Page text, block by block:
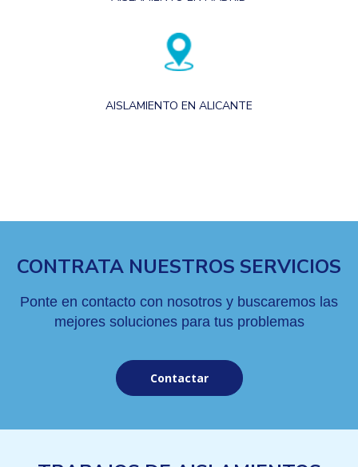
AISLAMIENTO EN ALICANTE
CONTRATA NUESTROS SERVICIOS
Ponte en contacto con nosotros y buscaremos las
mejores soluciones para tus problemas
Contactar